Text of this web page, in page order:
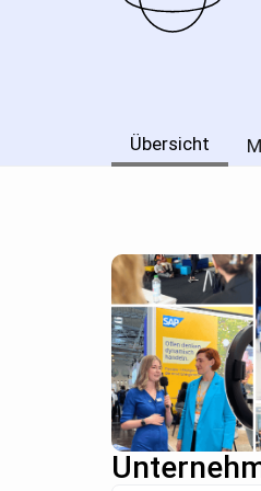
Übersicht